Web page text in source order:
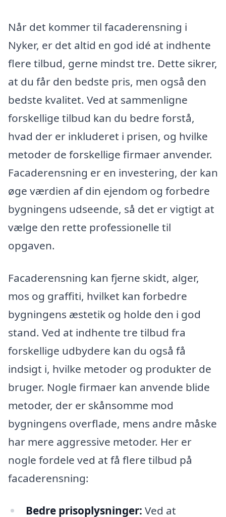
Når det kommer til facaderensning i
Nyker, er det altid en god idé at indhente
flere tilbud, gerne mindst tre. Dette sikrer,
at du får den bedste pris, men også den
bedste kvalitet. Ved at sammenligne
forskellige tilbud kan du bedre forstå,
hvad der er inkluderet i prisen, og hvilke
metoder de forskellige firmaer anvender.
Facaderensning er en investering, der kan
øge værdien af din ejendom og forbedre
bygningens udseende, så det er vigtigt at
vælge den rette professionelle til
opgaven.
Facaderensning kan fjerne skidt, alger,
mos og graffiti, hvilket kan forbedre
bygningens æstetik og holde den i god
stand. Ved at indhente tre tilbud fra
forskellige udbydere kan du også få
indsigt i, hvilke metoder og produkter de
bruger. Nogle firmaer kan anvende blide
metoder, der er skånsomme mod
bygningens overflade, mens andre måske
har mere aggressive metoder. Her er
nogle fordele ved at få flere tilbud på
facaderensning:
Bedre prisoplysninger: Ved at